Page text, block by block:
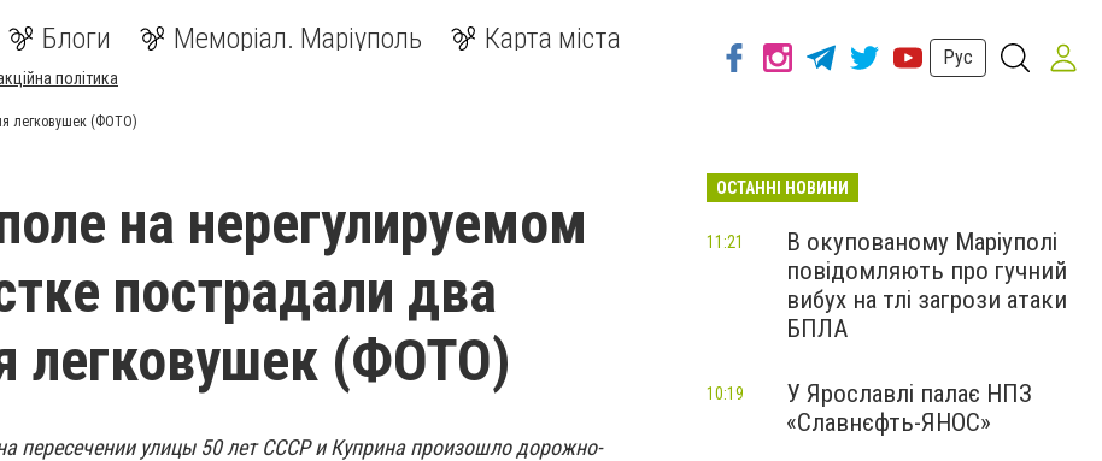
Блоги Меморіал. Маріуполь Карта міста
політика
Рус
легковушек (ФОТО)
на нерегулируемом
пострадали два
легковушек (ФОТО)
пересечении улицы 50 лет СССР и Куприна произошло дорожно-
ОСТАННІ НОВИНИ
В окупованому Маріуполі
повідомляють про гучний
вибух на тлі загрози атаки
БПЛА
11:21
У Ярославлі палає НПЗ
«Славнєфть-ЯНОС»
10:19